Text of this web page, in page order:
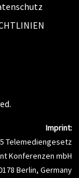
Imprint:
Telemediengesetz
Konferenzen mbH
Berlin, Germany